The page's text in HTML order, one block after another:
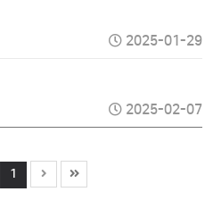
2025-01-29
2025-02-07
1